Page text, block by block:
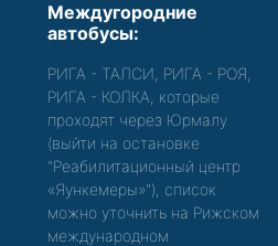
Междугородние
автобусы:
РИГА - ТАЛСИ, РИГА - РОЯ,
РИГА - КОЛКА, которые
проходят через Юрмалу
(выйти на остановке
"Реабилитационный центр
«Яункемеры»"), список
можно уточнить на Рижском
международном